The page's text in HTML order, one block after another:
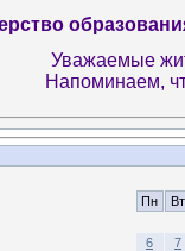
Уважаемые
Напоминаем,
Пн Вт
6
7